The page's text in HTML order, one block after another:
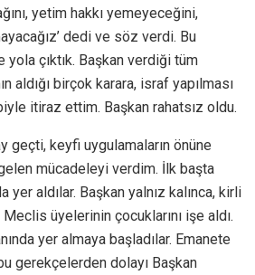
yetim hakkı yemeyeceğini,
dedi ve söz verdi. Bu
çıktık. Başkan verdiği tüm
aldığı birçok karara, israf yapılması
itiraz ettim. Başkan rahatsız oldu.
geçti, keyfi uygulamaların önüne
mücadeleyi verdim. İlk başta
yer aldılar. Başkan yalnız kalınca, kirli
üyelerinin çocuklarını işe aldı.
yer almaya başladılar. Emanete
gerekçelerden dolayı Başkan